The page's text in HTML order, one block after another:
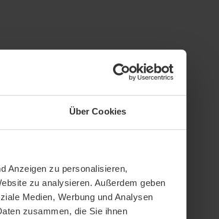
Über Cookies
Anzeigen zu personalisieren,
zu analysieren. Außerdem geben
Medien, Werbung und Analysen
zusammen, die Sie ihnen